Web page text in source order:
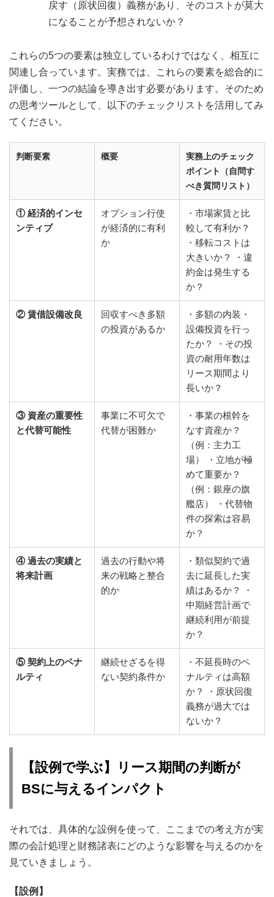
戻す（原状回復）義務があり、そのコストが莫大
になることが予想されないか？
これらの5つの要素は独立しているわけではなく、相互に
関連し合っています。実務では、これらの要素を総合的に
評価し、一つの結論を導き出す必要があります。そのため
の思考ツールとして、以下のチェックリストを活用してみ
てください。
判断要素 概要
実務上のチェック
ポイント（自問す
べき質問リスト）
① 経済的インセ
ンティブ
オプション行使
が経済的に有利
か
・市場家賃と比
較して有利か？
・移転コストは
大きいか？ ・違
約金は発生する
か？
② 賃借設備改良
回収すべき多額
の投資があるか
・多額の内装・
設備投資を行っ
たか？ ・その投
資の耐用年数は
リース期間より
長いか？
③ 資産の重要性
と代替可能性
事業に不可欠で
代替が困難か
・事業の根幹を
なす資産か？
（例：主力工
場） ・立地が極
めて重要か？
（例：銀座の旗
艦店） ・代替物
件の探索は容易
か？
④ 過去の実績と
将来計画
過去の行動や将
来の戦略と整合
的か
・類似契約で過
去に延長した実
績はあるか？ ・
中期経営計画で
継続利用が前提
か？
⑤ 契約上のペナ
ルティ
継続せざるを得
ない契約条件か
・不延長時のペ
ナルティは高額
か？ ・原状回復
義務が過大では
ないか？
【設例で学ぶ】リース期間の判断が
BSに与えるインパクト
それでは、具体的な設例を使って、ここまでの考え方が実
際の会計処理と財務諸表にどのような影響を与えるのかを
見ていきましょう。
【設例】